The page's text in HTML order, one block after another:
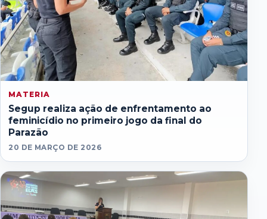
MATERIA
Segup realiza ação de enfrentamento ao
feminicídio no primeiro jogo da final do
Parazão
20 DE MARÇO DE 2026